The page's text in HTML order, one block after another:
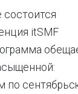
состоится
itSMF
по